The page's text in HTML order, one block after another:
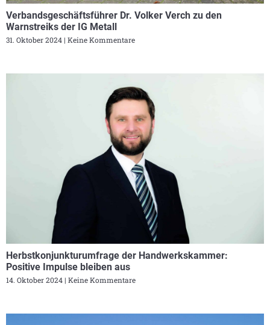
Verbandsgeschäftsführer Dr. Volker Verch zu den
Warnstreiks der IG Metall
31. Oktober 2024 Keine Kommentare
Herbstkonjunkturumfrage der Handwerkskammer:
Positive Impulse bleiben aus
14. Oktober 2024 Keine Kommentare